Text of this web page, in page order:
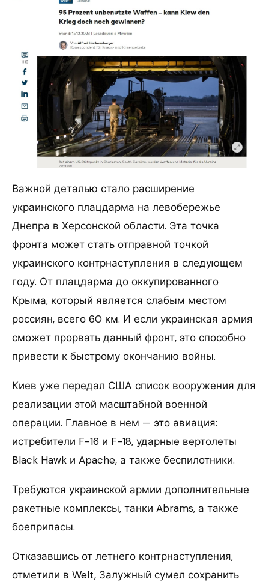
Важной деталью стало расширение
украинского плацдарма на левобережье
Днепра в Херсонской области. Эта точка
фронта может стать отправной точкой
украинского контрнаступления в следующем
году. От плацдарма до оккупированного
Крыма, который является слабым местом
россиян, всего 60 км. И если украинская армия
сможет прорвать данный фронт, это способно
привести к быстрому окончанию войны.
Киев уже передал США список вооружения для
реализации этой масштабной военной
операции. Главное в нем — это авиация:
истребители F-16 и F-18, ударные вертолеты
Black Hawk и Apache, а также беспилотники.
Требуются украинской армии дополнительные
ракетные комплексы, танки Abrams, а также
боеприпасы.
Отказавшись от летнего контрнаступления,
отметили в Welt, Залужный сумел сохранить